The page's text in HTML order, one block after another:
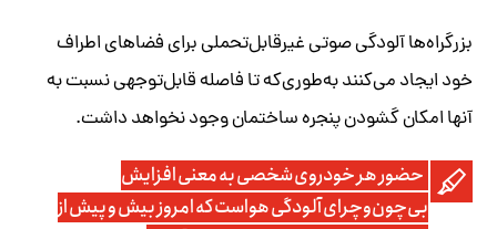
بزرگراه‌ها آلودگی صوتی غیرقابل‌تحملی برای فضاهای اطراف
خود ایجاد می‌کنند به‌طوری‌که تا فاصله قابل‌توجهی نسبت به
آنها امکان گشودن پنجره ساختمان وجود نخواهد داشت.
حضور هر خودروی شخصی به معنی افزایش
بی‌چون‌وچرای آلودگی هواست که امروز بیش و پیش از